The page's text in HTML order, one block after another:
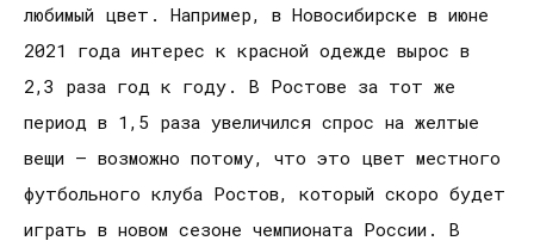
любимый цвет. Например, в Новосибирске в июне
2021 года интерес к красной одежде вырос в
2,3 раза год к году. В Ростове за тот же
период в 1,5 раза увеличился спрос на желтые
вещи – возможно потому, что это цвет местного
футбольного клуба Ростов, который скоро будет
играть в новом сезоне чемпионата России. В